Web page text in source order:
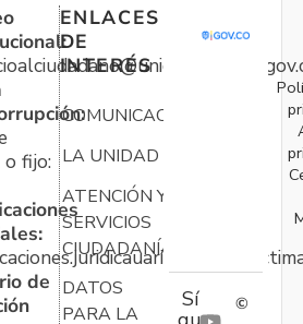
fijo:
de
ENLACES
DE
INTERÉS
COMUNICACIONES
LA UNIDAD
ATENCIÓN Y
SERVICIOS
CIUDADANÍA
DATOS
PARA LA
Sí
©